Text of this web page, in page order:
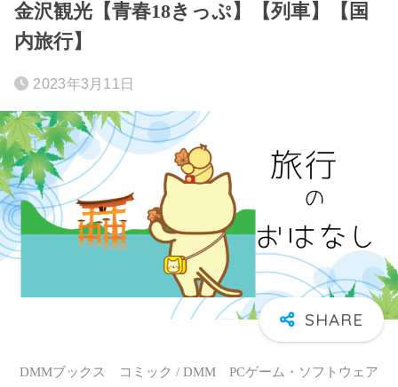
金沢観光【青春18きっぷ】【列車】【国
内旅行】
2023年3月11日
DMMブックス コミック / DMM PCゲーム・ソフトウェア